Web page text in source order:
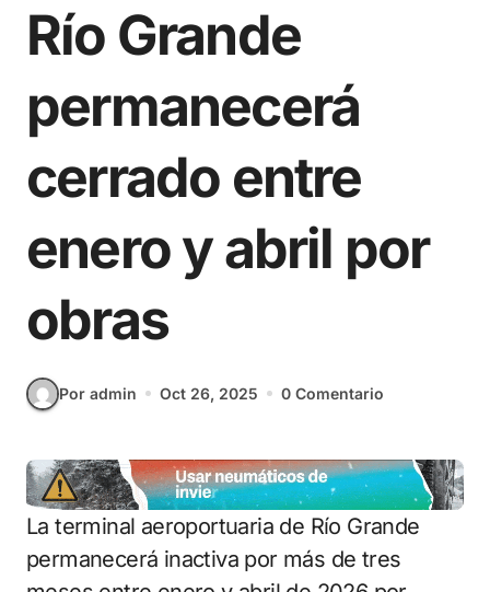
Río Grande
permanecerá
cerrado entre
enero y abril por
obras
Por admin Oct 26, 2025 0 Comentario
La terminal aeroportuaria de Río Grande
permanecerá inactiva por más de tres